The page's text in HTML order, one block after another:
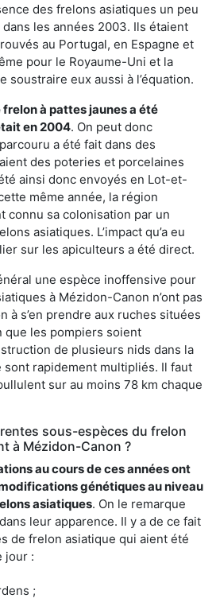
des frelons asiatiques un peu
les années 2003. Ils étaient
au Portugal, en Espagne et
pour le Royaume-Uni et la
soustraire eux aussi à l’équation.
à pattes jaunes a été
en 2004. On peut donc
a été fait dans des
des poteries et porcelaines
ainsi donc envoyés en Lot-et-
même année, la région
connu sa colonisation par un
asiatiques. L’impact qu’a eu
sur les apiculteurs a été direct.
une espèce inoffensive pour
à Mézidon-Canon n’ont pas
à s’en prendre aux ruches situées
que les pompiers soient
de plusieurs nids dans la
rapidement multipliés. Il faut
sur au moins 78 km chaque
sous-espèces du frelon
à Mézidon-Canon ?
au cours de ces années ont
génétiques au niveau
asiatiques. On le remarque
leur apparence. Il y a de ce fait
de frelon asiatique qui aient été
jour :
;